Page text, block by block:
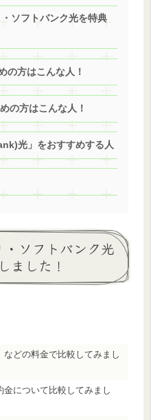
ソフトバンク光を特典
の方はこんな人！
の方はこんな人！
光」をおすすめする人
・ソフトバンク光
ました！
などの料金で比較してみまし
金について比較してみまし